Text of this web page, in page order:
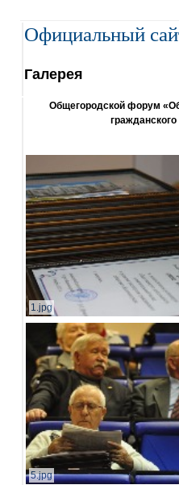
Официальный
Галерея
Общегородской форум
1.jpg
5.jpg